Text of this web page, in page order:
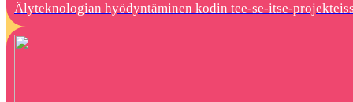
Älyteknologian hyödyntäminen kodin tee-se-itse-